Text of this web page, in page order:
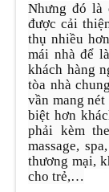
Nhưng đó là
được cải
thụ nhiều
mái nhà để
khách hàng
tòa nhà
vần mang
biệt hơn
phải kèm
massage,
thương mại,
cho trẻ,…